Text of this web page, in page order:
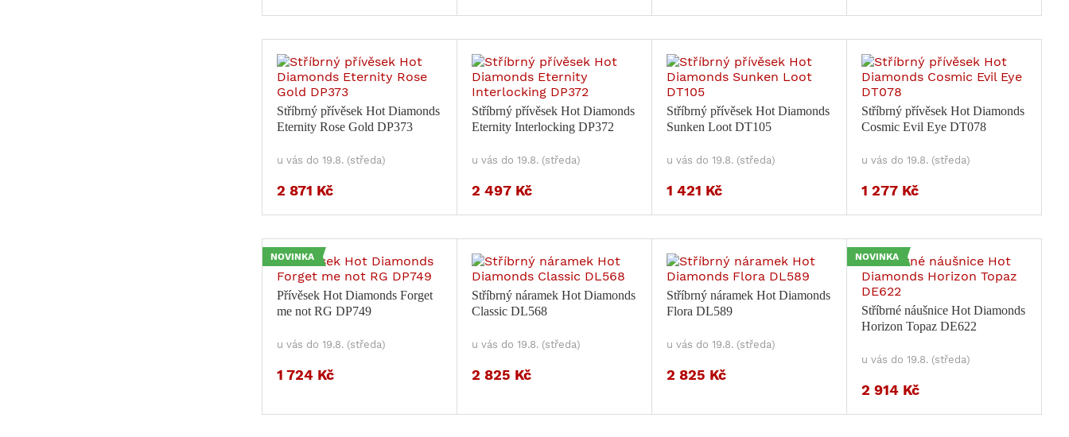
Stříbrný přívěsek Hot Diamonds
Eternity Rose Gold DP373
u vás do 19.8. (středa)
2 871 Kč
Stříbrný přívěsek Hot Diamonds
Eternity Interlocking DP372
u vás do 19.8. (středa)
2 497 Kč
Stříbrný přívěsek Hot Diamonds
Sunken Loot DT105
u vás do 19.8. (středa)
1 421 Kč
Stříbrný přívěsek Hot Diamonds
Cosmic Evil Eye DT078
u vás do 19.8. (středa)
1 277 Kč
NOVINKA
Přívěsek Hot Diamonds Forget
me not RG DP749
u vás do 19.8. (středa)
1 724 Kč
Stříbrný náramek Hot Diamonds
Classic DL568
u vás do 19.8. (středa)
2 825 Kč
Stříbrný náramek Hot Diamonds
Flora DL589
u vás do 19.8. (středa)
2 825 Kč
NOVINKA
Stříbrné náušnice Hot Diamonds
Horizon Topaz DE622
u vás do 19.8. (středa)
2 914 Kč